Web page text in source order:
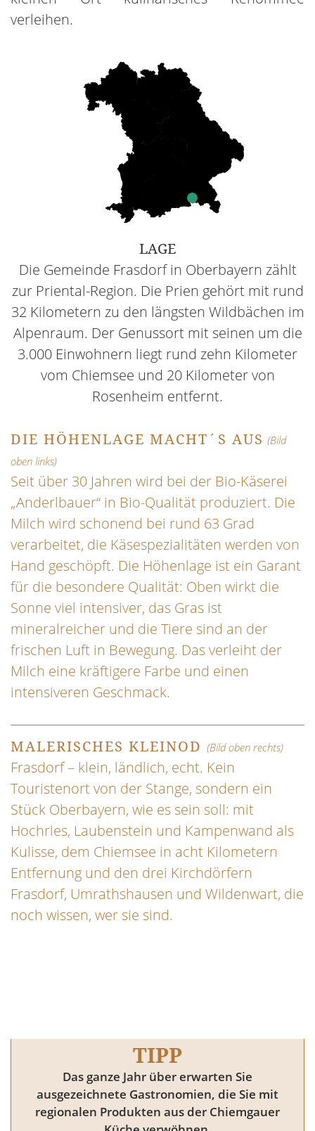
verleihen.
LAGE
Die Gemeinde Frasdorf in Oberbayern zählt
zur Priental-Region. Die Prien gehört mit rund
32 Kilometern zu den längsten Wildbächen im
Alpenraum. Der Genussort mit seinen um die
3.000 Einwohnern liegt rund zehn Kilometer
vom Chiemsee und 20 Kilometer von
Rosenheim entfernt.
DIE HÖHENLAGE MACHT´S AUS (Bild
oben links)
Seit über 30 Jahren wird bei der Bio-Käserei
„Anderlbauer“ in Bio-Qualität produziert. Die
Milch wird schonend bei rund 63 Grad
verarbeitet, die Käsespezialitäten werden von
Hand geschöpft. Die Höhenlage ist ein Garant
für die besondere Qualität: Oben wirkt die
Sonne viel intensiver, das Gras ist
mineralreicher und die Tiere sind an der
frischen Luft in Bewegung. Das verleiht der
Milch eine kräftigere Farbe und einen
intensiveren Geschmack.
MALERISCHES KLEINOD (Bild oben rechts)
Frasdorf – klein, ländlich, echt. Kein
Touristenort von der Stange, sondern ein
Stück Oberbayern, wie es sein soll: mit
Hochries, Laubenstein und Kampenwand als
Kulisse, dem Chiemsee in acht Kilometern
Entfernung und den drei Kirchdörfern
Frasdorf, Umrathshausen und Wildenwart, die
noch wissen, wer sie sind.
TIPP
Das ganze Jahr über erwarten Sie
ausgezeichnete Gastronomien, die Sie mit
regionalen Produkten aus der Chiemgauer